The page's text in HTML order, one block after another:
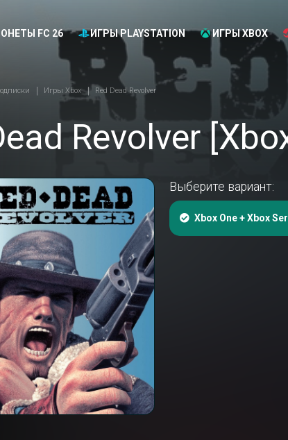
FC 26 ИГРЫ PLAYSTATION ИГРЫ XBOX
Игры Xbox Red Dead Revolver
Revolver
Выберите вариант:
Xbox One + Xbox